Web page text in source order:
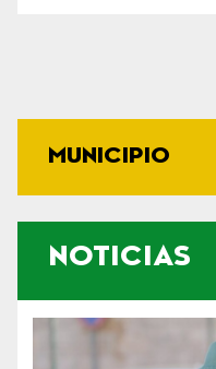
MUNICIPIO
NOTICIAS